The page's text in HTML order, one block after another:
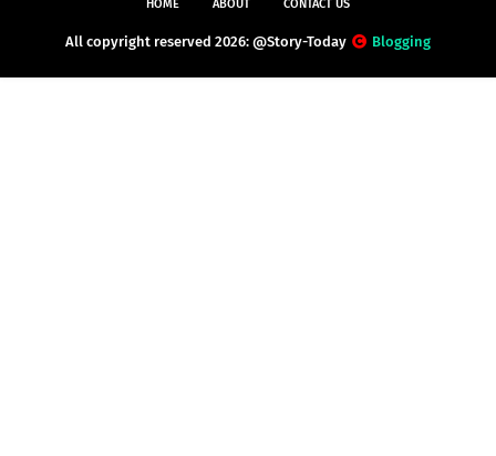
HOME ABOUT CONTACT US
All copyright reserved 2026: @Story-Today Blogging